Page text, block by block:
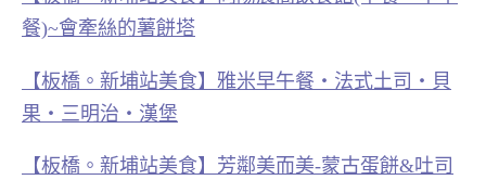
餐)~會牽絲的薯餅塔
【板橋。新埔站美食】雅米早午餐‧法式土司‧貝
果‧三明治‧漢堡
【板橋。新埔站美食】芳鄰美而美-蒙古蛋餅&吐司